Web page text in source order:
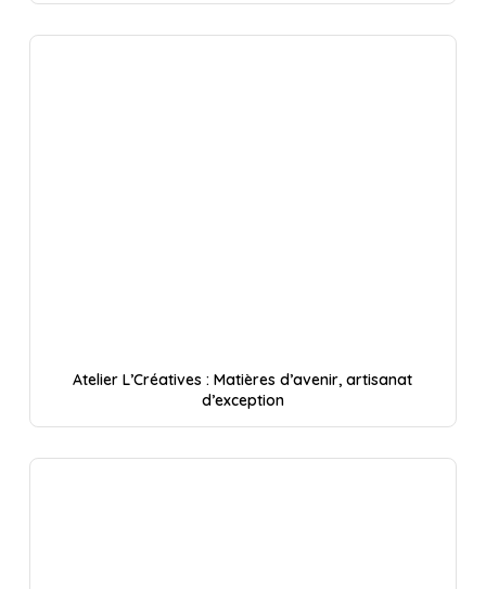
Atelier L’Créatives : Matières d’avenir, artisanat
d’exception